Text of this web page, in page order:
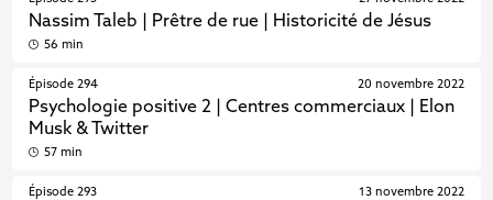
Nassim Taleb | Prêtre de rue | Historicité de Jésus
56 min
Épisode 294
Psychologie positive 2 | Centres commerciaux | Elon
Musk & Twitter
20 novembre 2022
57 min
Épisode 293 13 novembre 2022